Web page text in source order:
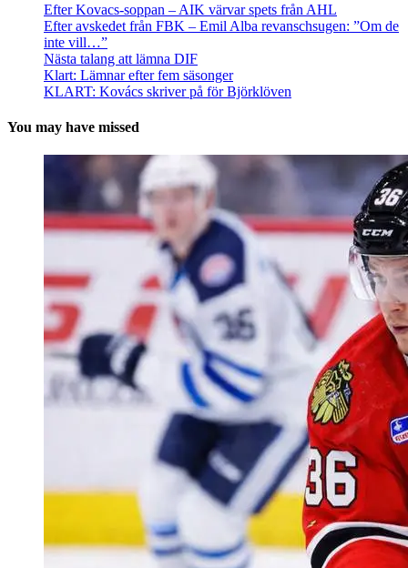
Efter Kovacs-soppan – AIK värvar spets från AHL
Efter avskedet från FBK – Emil Alba revanschsugen: ”Om de
inte vill…”
Nästa talang att lämna DIF
Klart: Lämnar efter fem säsonger
KLART: Kovács skriver på för Björklöven
You may have missed